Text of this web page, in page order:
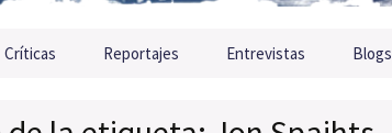
Críticas Reportajes Entrevistas Blogs